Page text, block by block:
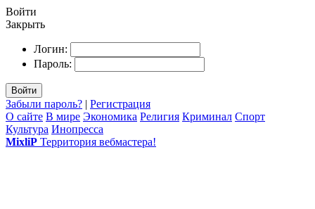
Войти
Закрыть
Логин:
Пароль:
Войти
Забыли пароль? | Регистрация
О сайте В мире Экономика Религия Криминал Спорт
Культура Инопресса
MixliP Территория вебмастера!